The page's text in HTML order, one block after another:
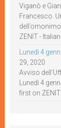
Viganò e
Francesco.
ZENIT -
Lunedì 4
29, 2020
Avviso
Lunedì 4
first on ZENIT